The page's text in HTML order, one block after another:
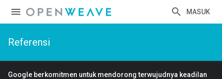
MASUK
Referensi
Google berkomitmen untuk mendorong terwujudnya keadilan